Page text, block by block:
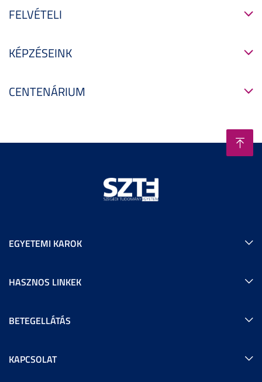
FELVÉTELI
KÉPZÉSEINK
CENTENÁRIUM
EGYETEMI KAROK
HASZNOS LINKEK
BETEGELLÁTÁS
KAPCSOLAT